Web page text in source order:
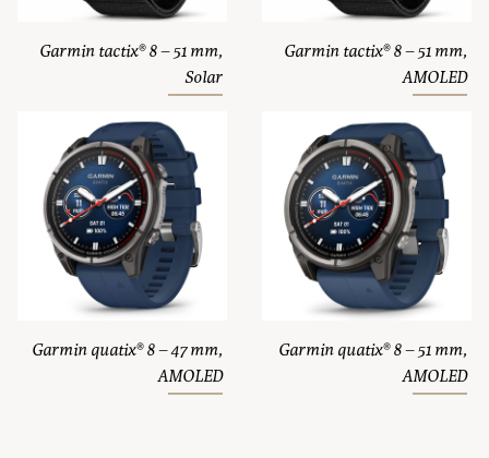
Garmin tactix® 8 – 51 mm,
Solar
Garmin tactix® 8 – 51 mm,
AMOLED
Garmin quatix® 8 – 47 mm,
AMOLED
Garmin quatix® 8 – 51 mm,
AMOLED